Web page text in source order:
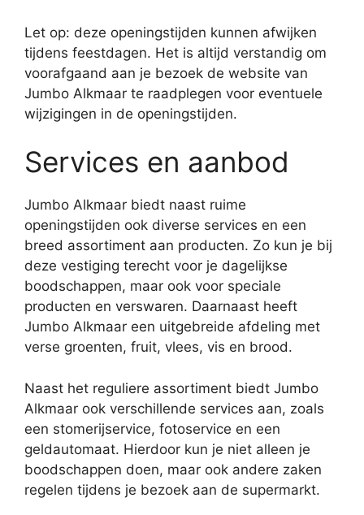
Let op: deze openingstijden kunnen afwijken
tijdens feestdagen. Het is altijd verstandig om
voorafgaand aan je bezoek de website van
Jumbo Alkmaar te raadplegen voor eventuele
wijzigingen in de openingstijden.
Services en aanbod
Jumbo Alkmaar biedt naast ruime
openingstijden ook diverse services en een
breed assortiment aan producten. Zo kun je bij
deze vestiging terecht voor je dagelijkse
boodschappen, maar ook voor speciale
producten en verswaren. Daarnaast heeft
Jumbo Alkmaar een uitgebreide afdeling met
verse groenten, fruit, vlees, vis en brood.
Naast het reguliere assortiment biedt Jumbo
Alkmaar ook verschillende services aan, zoals
een stomerijservice, fotoservice en een
geldautomaat. Hierdoor kun je niet alleen je
boodschappen doen, maar ook andere zaken
regelen tijdens je bezoek aan de supermarkt.